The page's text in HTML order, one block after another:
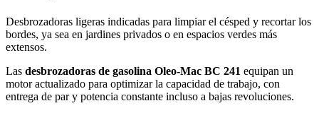
Desbrozadoras ligeras indicadas para limpiar el césped y recortar los
bordes, ya sea en jardines privados o en espacios verdes más
extensos.
Las desbrozadoras de gasolina Oleo-Mac BC 241 equipan un
motor actualizado para optimizar la capacidad de trabajo, con
entrega de par y potencia constante incluso a bajas revoluciones.